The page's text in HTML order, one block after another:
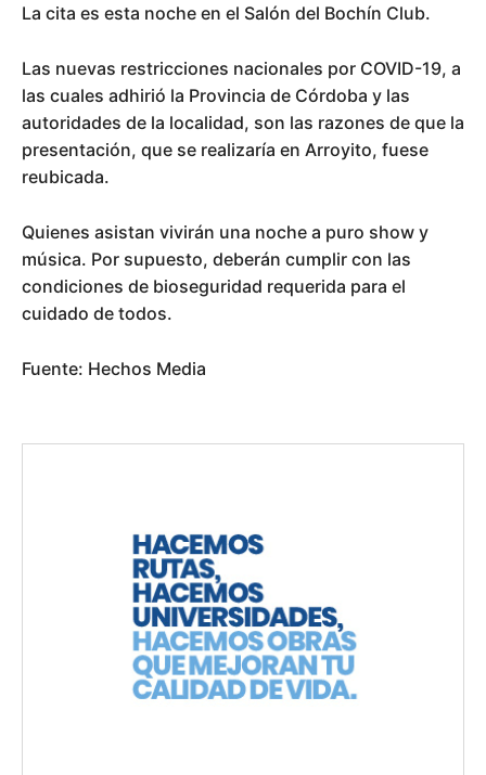
La cita es esta noche en el Salón del Bochín Club.
Las nuevas restricciones nacionales por COVID-19, a
las cuales adhirió la Provincia de Córdoba y las
autoridades de la localidad, son las razones de que la
presentación, que se realizaría en Arroyito, fuese
reubicada.
Quienes asistan vivirán una noche a puro show y
música. Por supuesto, deberán cumplir con las
condiciones de bioseguridad requerida para el
cuidado de todos.
Fuente: Hechos Media